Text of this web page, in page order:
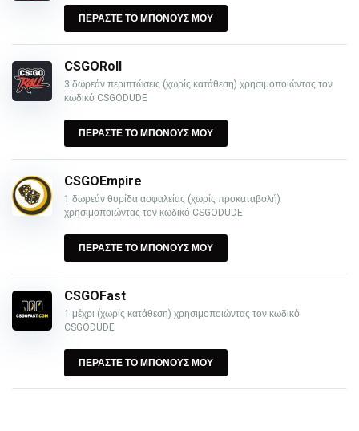
ΠΕΡΑΣΤΕ ΤΟ ΜΠΟΝΟΥΣ ΜΟΥ
CSGORoll
3 δωρεάν περιπτώσεις (χωρίς κατάθεση) χρησιμοποιώντας τον
κωδικό CSGODUDE
ΠΕΡΑΣΤΕ ΤΟ ΜΠΟΝΟΥΣ ΜΟΥ
CSGOEmpire
1 δωρεάν θυρίδα ασφαλείας (χωρίς προκαταβολή)
χρησιμοποιώντας τον κωδικό CSGODUDE
ΠΕΡΑΣΤΕ ΤΟ ΜΠΟΝΟΥΣ ΜΟΥ
CSGOFast
1 μέχρι (χωρίς κατάθεση) χρησιμοποιώντας τον κωδικό
CSGODUDE
ΠΕΡΑΣΤΕ ΤΟ ΜΠΟΝΟΥΣ ΜΟΥ